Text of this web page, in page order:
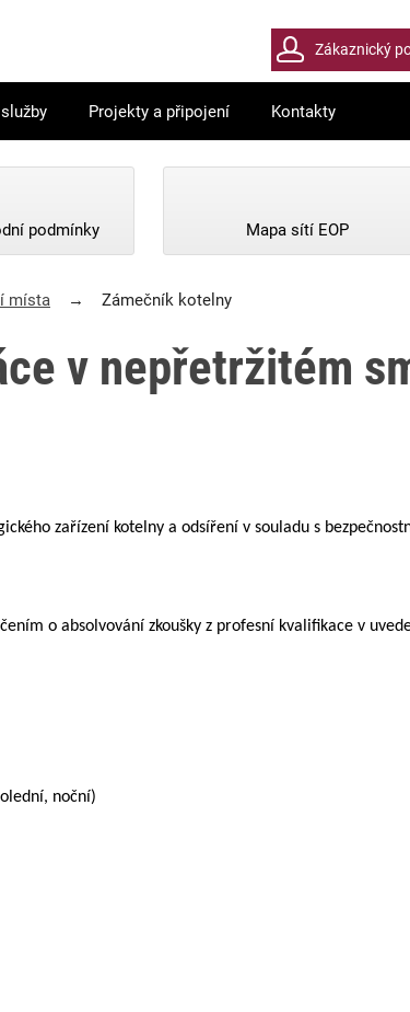
​​​​​​​Zákaznický
Projekty a připojení Kontakty
podmínky Mapa sítí EOP
místa Zámečník kotelny
v nepřetržitém
zařízení kotelny a odsíření v souladu s
o absolvování zkoušky z profesní kvalifikace v
noční)